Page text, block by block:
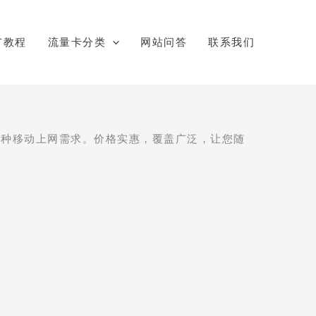
程 流量卡分类 网站问答 联系我们
移动上网需求。价格实惠，覆盖广泛，让您随